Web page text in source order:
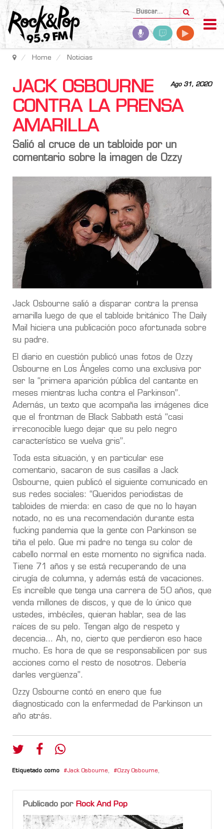
Home Noticias
Ago 31, 2020
JACK OSBOURNE
CONTRA LA PRENSA
AMARILLA
Salió al cruce de un tabloide por un
comentario sobre la imagen de Ozzy
Jack Osbourne salió a disparar contra la prensa
amarilla luego de que el tabloide británico The Daily
Mail hiciera una publicación poco afortunada sobre
su padre.
El diario en cuestión publicó unas fotos de Ozzy
Osbourne en Los Ángeles como una exclusiva por
ser la “primera aparición pública del cantante en
meses mientras lucha contra el Parkinson”.
Además, un texto que acompaña las imágenes dice
que el frontman de Black Sabbath está “casi
irreconocible luego dejar que su pelo negro
característico se vuelva gris”.
Toda esta situación, y en particular ese
comentario, sacaron de sus casillas a Jack
Osbourne, quien publicó el siguiente comunicado en
sus redes sociales: “Queridos periodistas de
tabloides de mierda: en caso de que no lo hayan
notado, no es una recomendación durante esta
fucking pandemia que la gente con Parkinson se
tiña el pelo. Que mi padre no tenga su color de
cabello normal en este momento no significa nada.
Tiene 71 años y se está recuperando de una
cirugía de columna, y además está de vacaciones.
Es increíble que tenga una carrera de 50 años, que
venda millones de discos, y que de lo único que
ustedes, imbéciles, quieran hablar, sea de las
raíces de su pelo. Tengan algo de respeto y
decencia… Ah, no, cierto que perdieron eso hace
mucho. Es hora de que se responsabilicen por sus
acciones como el resto de nosotros. Debería
darles vergüenza”.
Ozzy Osbourne contó en enero que fue
diagnosticado con la enfermedad de Parkinson un
año atrás.
Etiquetado como Jack Osbourne, Ozzy Osbourne,
Publicado por Rock And Pop